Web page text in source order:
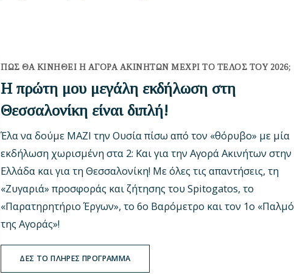
ΠΩΣ ΘΑ ΚΙΝΗΘΕΙ Η ΑΓΟΡΑ ΑΚΙΝΗΤΩΝ ΜΕΧΡΙ ΤΟ ΤΕΛΟΣ ΤΟΥ 2026;
Η πρώτη μου μεγάλη εκδήλωση στη
Θεσσαλονίκη είναι διπλή!
Έλα να δούμε ΜΑΖΙ την Ουσία πίσω από τον «θόρυβο» με μία
εκδήλωση χωρισμένη στα 2: Και για την Αγορά Ακινήτων στην
Ελλάδα και για τη Θεσσαλονίκη! Με όλες τις απαντήσεις, τη
«Ζυγαριά» προσφοράς και ζήτησης του Spitogatos, το
«Παρατηρητήριο Έργων», το 6ο Βαρόμετρο και τον 1ο «Παλμό
της Αγοράς»!
ΔΕΣ ΤΟ ΠΛΗΡΕΣ ΠΡΟΓΡΑΜΜΑ